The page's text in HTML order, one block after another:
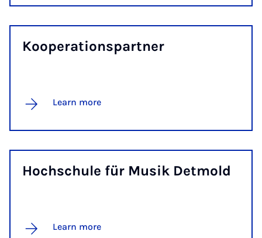
Ko­op­er­a­tion­spart­ner
Learn more
Hoch­schule für Mu­sik Det­mold
Learn more